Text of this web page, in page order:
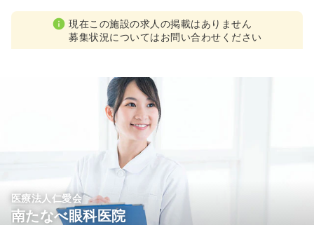
現在この施設の求人の掲載はありません
募集状況についてはお問い合わせください
医療法人仁愛会
南たなべ眼科医院